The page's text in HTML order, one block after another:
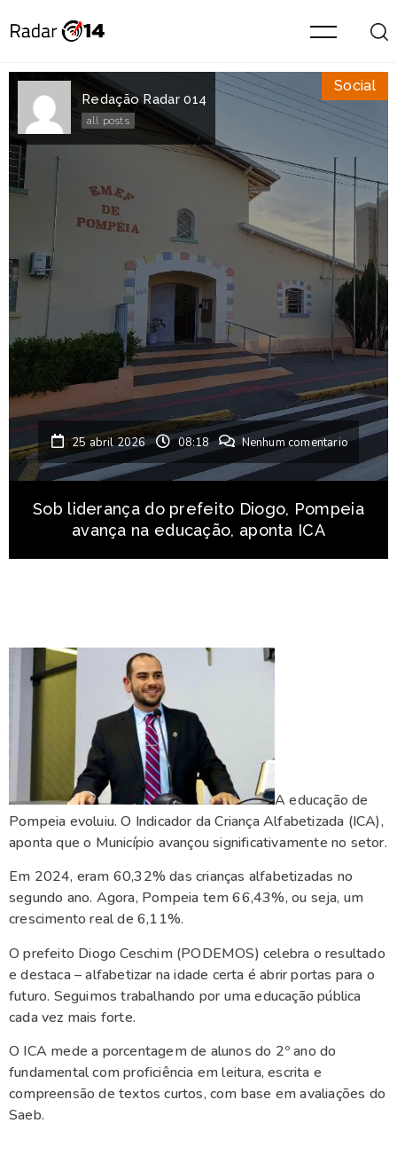
Redação Radar 014
all posts
Social
25 abril 2026 08:18 Nenhum comentario
Sob liderança do prefeito Diogo, Pompeia
avança na educação, aponta ICA
A educação de
Pompeia evoluiu. O Indicador da Criança Alfabetizada (ICA),
aponta que o Município avançou significativamente no setor.
Em 2024, eram 60,32% das crianças alfabetizadas no
segundo ano. Agora, Pompeia tem 66,43%, ou seja, um
crescimento real de 6,11%.
O prefeito Diogo Ceschim (PODEMOS) celebra o resultado
e destaca – alfabetizar na idade certa é abrir portas para o
futuro. Seguimos trabalhando por uma educação pública
cada vez mais forte.
O ICA mede a porcentagem de alunos do 2º ano do
fundamental com proficiência em leitura, escrita e
compreensão de textos curtos, com base em avaliações do
Saeb.